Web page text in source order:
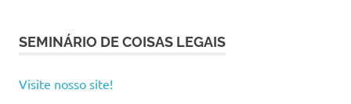
SEMINÁRIO DE COISAS LEGAIS
Visite nosso site!